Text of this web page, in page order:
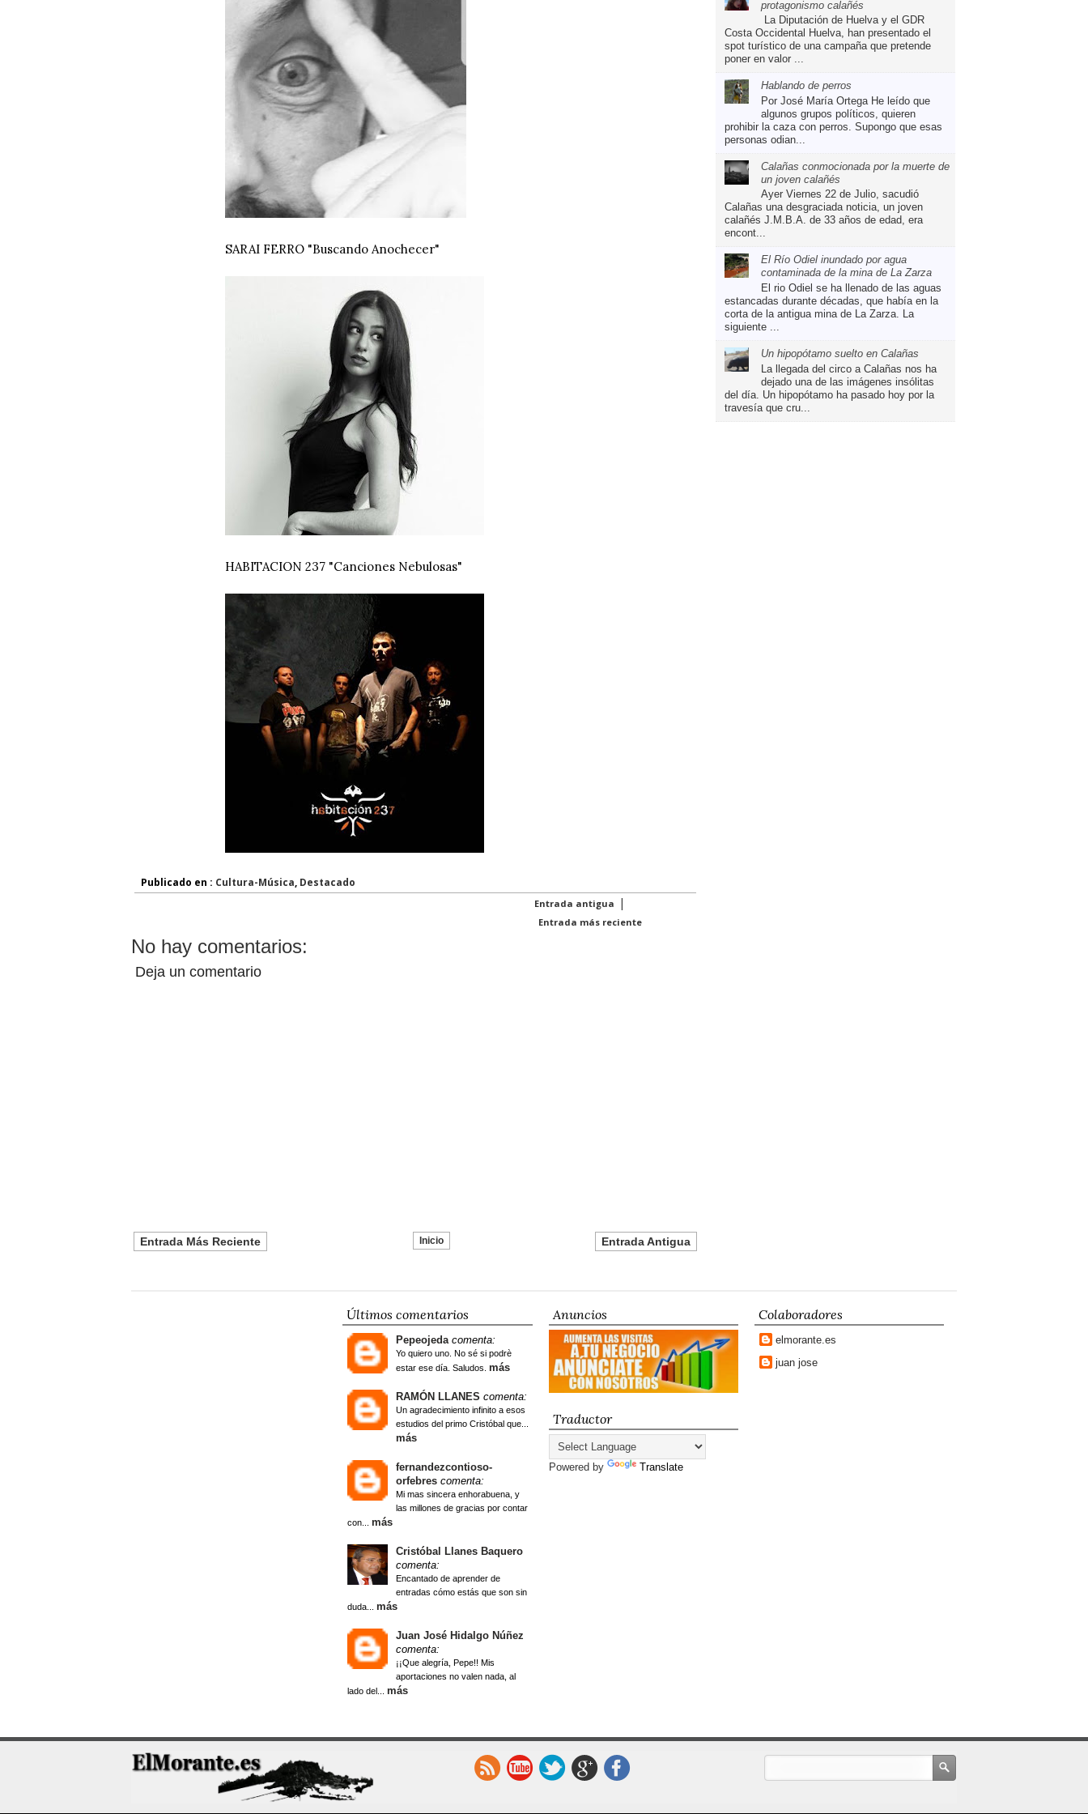
SARAI FERRO "Buscando Anochecer"
HABITACION 237 "Canciones Nebulosas"
Publicado en : Cultura-Música, Destacado
Entrada antigua |
Entrada más reciente
No hay comentarios:
Deja un comentario
Entrada Más Reciente Entrada Antigua
Inicio
protagonismo calañés
La Diputación de Huelva y el GDR
Costa Occidental Huelva, han presentado el
spot turístico de una campaña que pretende
poner en valor ...
Hablando de perros
Por José María Ortega He leído que
algunos grupos políticos, quieren
prohibir la caza con perros. Supongo que esas
personas odian...
Calañas conmocionada por la muerte de
un joven calañés
Ayer Viernes 22 de Julio, sacudió
Calañas una desgraciada noticia, un joven
calañés J.M.B.A. de 33 años de edad, era
encont...
El Río Odiel inundado por agua
contaminada de la mina de La Zarza
El rio Odiel se ha llenado de las aguas
estancadas durante décadas, que había en la
corta de la antigua mina de La Zarza. La
siguiente ...
Un hipopótamo suelto en Calañas
La llegada del circo a Calañas nos ha
dejado una de las imágenes insólitas
del día. Un hipopótamo ha pasado hoy por la
travesía que cru...
Últimos comentarios
Pepeojeda comenta:
Yo quiero uno. No sé si podrè
estar ese día. Saludos. más
RAMÓN LLANES comenta:
Un agradecimiento infinito a esos
estudios del primo Cristóbal que...
más
fernandezcontioso-
orfebres comenta:
Mi mas sincera enhorabuena, y
las millones de gracias por contar
con... más
Cristóbal Llanes Baquero
comenta:
Encantado de aprender de
entradas cómo estás que son sin
duda... más
Juan José Hidalgo Núñez
comenta:
¡¡Que alegría, Pepe!! Mis
aportaciones no valen nada, al
lado del... más
Anuncios
Traductor
Powered by Translate
Colaboradores
elmorante.es
juan jose